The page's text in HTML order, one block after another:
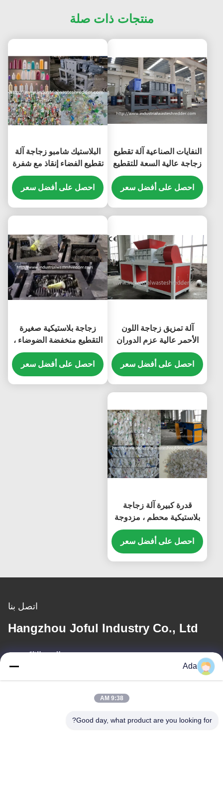
منتجات ذات صلة
النفايات الصناعية آلة تقطيع
زجاجة عالية السعة للتقطيع
الخشنة
احصل على أفضل سعر
البلاستيك شامبو زجاجة آلة
تقطيع الفضاء إنقاذ مع شفرة
الصلب دائم
احصل على أفضل سعر
آلة تمزيق زجاجة اللون
الأحمر عالية عزم الدوران
مع نظام الحماية الإلكترونية
احصل على أفضل سعر
زجاجة بلاستيكية صغيرة
التقطيع منخفضة الضوضاء ،
300 كجم / ساعة تقطيع
زجاجة المياه
احصل على أفضل سعر
قدرة كبيرة آلة زجاجة
بلاستيكية محطم ، مزدوجة
رمح خردة الزجاج زجاجة
تقطيع
احصل على أفضل سعر
اتصل بنا
Hangzhou Joful Industry Co., Ltd
البريد الإلكتروني
Ada
9:38 AM
Good day, what product are you looking for?